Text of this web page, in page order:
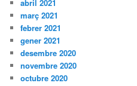
abril 2021
març 2021
febrer 2021
gener 2021
desembre 2020
novembre 2020
octubre 2020